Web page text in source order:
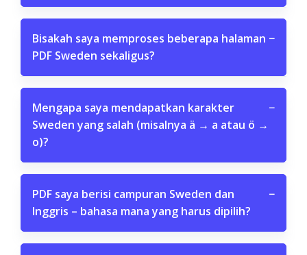
Bisakah saya memproses beberapa halaman
PDF Sweden sekaligus?
−
Mengapa saya mendapatkan karakter
Sweden yang salah (misalnya ä → a atau ö →
o)?
−
PDF saya berisi campuran Sweden dan
Inggris – bahasa mana yang harus dipilih?
−